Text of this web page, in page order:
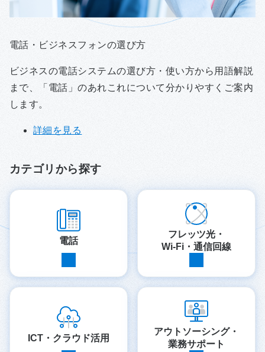
電話・ビジネスフォンの選び方
ビジネスの電話システムの選び方・使い方から用語解説
まで、「電話」のあれこれについて分かりやすくご案内
します。
詳細を見る
カテゴリから探す
電話
フレッツ光・
Wi-Fi・通信回線
ICT・クラウド活用
アウトソーシング・
業務サポート